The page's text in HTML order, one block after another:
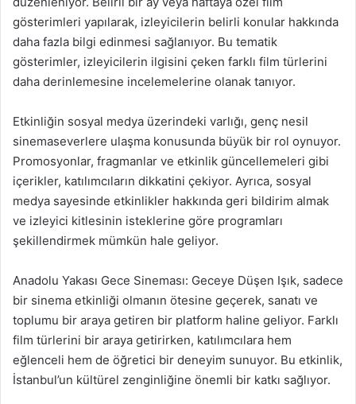
gösterimleri yapılarak, izleyicilerin belirli konular hakkında
daha fazla bilgi edinmesi sağlanıyor. Bu tematik
gösterimler, izleyicilerin ilgisini çeken farklı film türlerini
daha derinlemesine incelemelerine olanak tanıyor.
Etkinliğin sosyal medya üzerindeki varlığı, genç nesil
sinemaseverlere ulaşma konusunda büyük bir rol oynuyor.
Promosyonlar, fragmanlar ve etkinlik güncellemeleri gibi
içerikler, katılımcıların dikkatini çekiyor. Ayrıca, sosyal
medya sayesinde etkinlikler hakkında geri bildirim almak
ve izleyici kitlesinin isteklerine göre programları
şekillendirmek mümkün hale geliyor.
Anadolu Yakası Gece Sineması: Geceye Düşen Işık, sadece
bir sinema etkinliği olmanın ötesine geçerek, sanatı ve
toplumu bir araya getiren bir platform haline geliyor. Farklı
film türlerini bir araya getirirken, katılımcılara hem
eğlenceli hem de öğretici bir deneyim sunuyor. Bu etkinlik,
İstanbul’un kültürel zenginliğine önemli bir katkı sağlıyor.